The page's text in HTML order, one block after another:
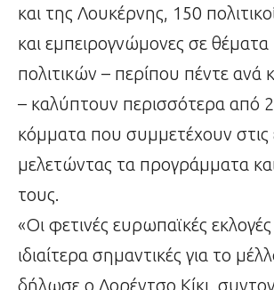
και της Λουκέρνης, 150
και εμπειρογνώμονες σε
πολιτικών – περίπου πέντε ανά
– καλύπτουν περισσότερα από
κόμματα που συμμετέχουν στις
μελετώντας τα προγράμματα και
τους.
«Οι φετινές ευρωπαϊκές εκλογές
ιδιαίτερα σημαντικές για το
δήλωσε ο Λορέντσο Κίκι,